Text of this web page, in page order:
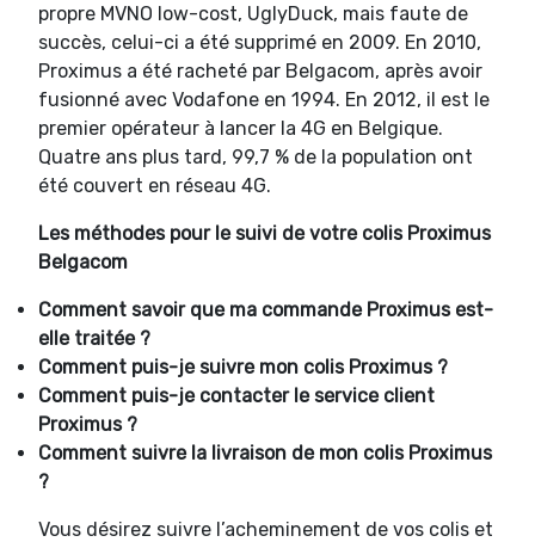
propre MVNO low-cost, UglyDuck, mais faute de
succès, celui-ci a été supprimé en 2009. En 2010,
Proximus a été racheté par Belgacom, après avoir
fusionné avec Vodafone en 1994. En 2012, il est le
premier opérateur à lancer la 4G en Belgique.
Quatre ans plus tard, 99,7 % de la population ont
été couvert en réseau 4G.
Les méthodes pour le suivi de votre colis Proximus
Belgacom
Comment savoir que ma commande Proximus est-
elle traitée ?
Comment puis-je suivre mon colis Proximus ?
Comment puis-je contacter le service client
Proximus ?
Comment suivre la livraison de mon colis Proximus
?
Vous désirez suivre l’acheminement de vos colis et